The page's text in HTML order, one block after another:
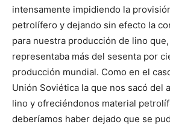
intensamente impidiendo la
petrolífero y dejando sin efecto la
para nuestra producción de lino
representaba más del sesenta por
producción mundial. Como en el
Unión Soviética la que nos sacó del
lino y ofreciéndonos material
deberíamos haber dejado que se